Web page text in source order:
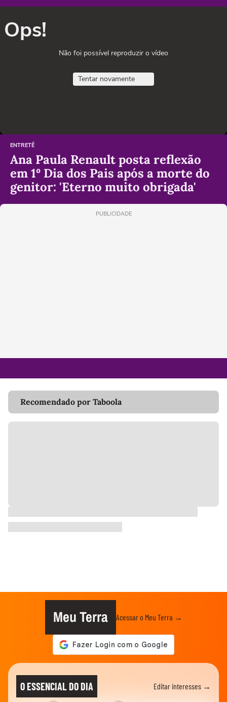
Ops!
Não foi possível reproduzir o vídeo
Tentar novamente
ENTRETÊ
Ana Paula Renault posta reflexão
em 1º Dia dos Pais após a morte do
genitor: 'Eterno muito obrigada'
PUBLICIDADE
Recomendado por Taboola
Meu Terra Acessar o Meu Terra →
O ESSENCIAL DO DIA Editar interesses →